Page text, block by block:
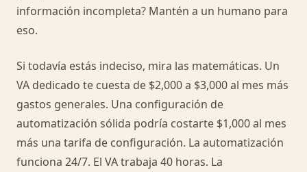
información incompleta? Mantén a un humano para
eso.
Si todavía estás indeciso, mira las matemáticas. Un
VA dedicado te cuesta de $2,000 a $3,000 al mes más
gastos generales. Una configuración de
automatización sólida podría costarte $1,000 al mes
más una tarifa de configuración. La automatización
funciona 24/7. El VA trabaja 40 horas. La